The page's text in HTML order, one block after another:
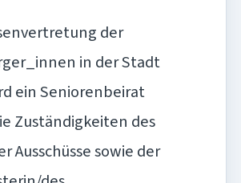
der
in der Stadt
ein Seniorenbeirat
Zuständigkeiten des
Ausschüsse sowie der